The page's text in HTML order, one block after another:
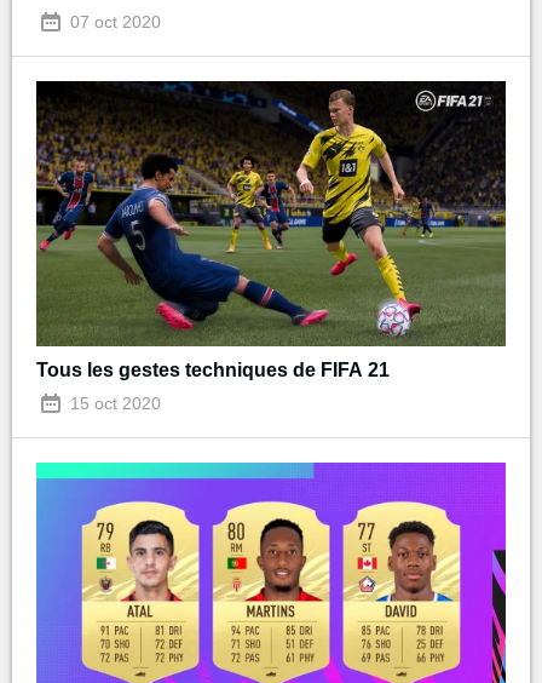
07 oct 2020
Tous les gestes techniques de FIFA 21
15 oct 2020